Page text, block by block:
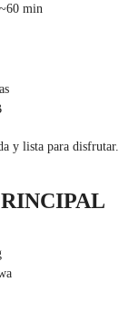
~60 min
y lista para disfrutar.